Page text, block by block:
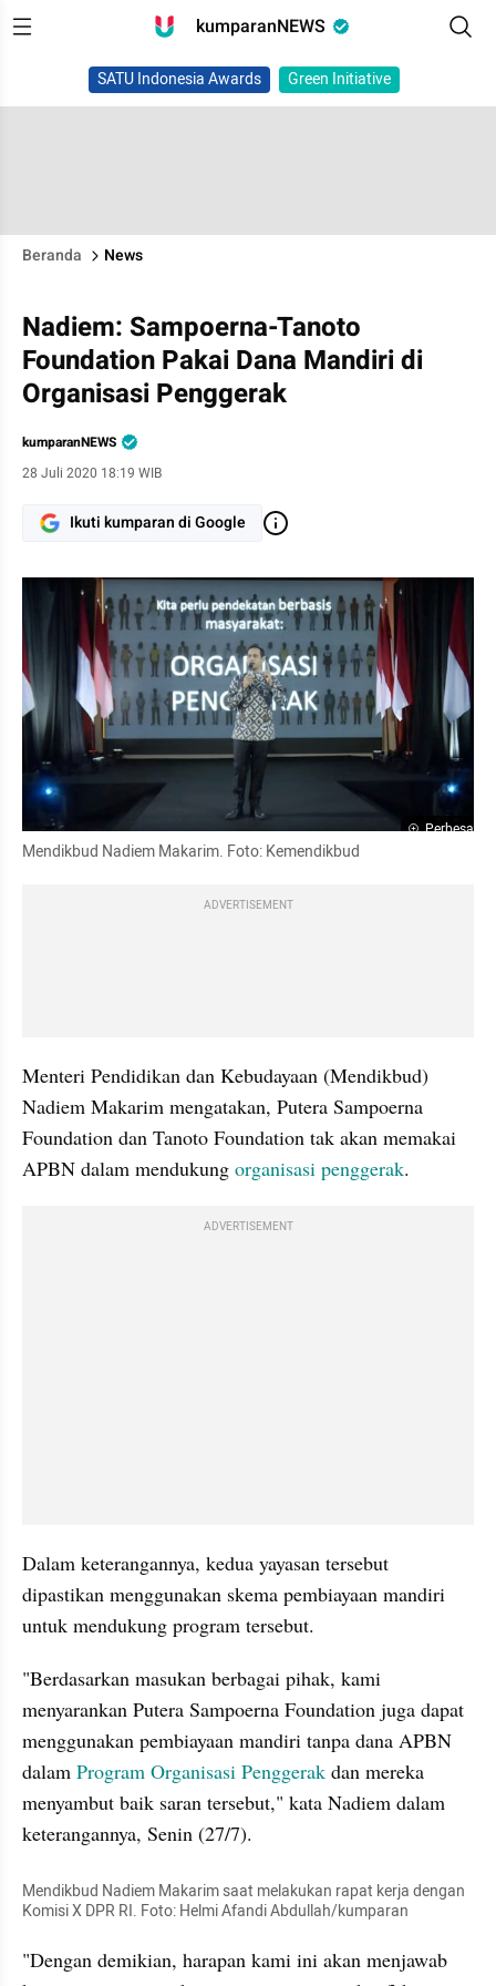
kumparanNEWS
SATU Indonesia Awards Green Initiative
Beranda News
Nadiem: Sampoerna-Tanoto
Foundation Pakai Dana Mandiri di
Organisasi Penggerak
kumparanNEWS
28 Juli 2020 18:19 WIB
Ikuti kumparan di Google
Perbesar
Mendikbud Nadiem Makarim. Foto: Kemendikbud
ADVERTISEMENT
Menteri Pendidikan dan Kebudayaan (Mendikbud)
Nadiem Makarim mengatakan, Putera Sampoerna
Foundation dan Tanoto Foundation tak akan memakai
APBN dalam mendukung organisasi penggerak.
ADVERTISEMENT
Dalam keterangannya, kedua yayasan tersebut
dipastikan menggunakan skema pembiayaan mandiri
untuk mendukung program tersebut.
"Berdasarkan masukan berbagai pihak, kami
menyarankan Putera Sampoerna Foundation juga dapat
menggunakan pembiayaan mandiri tanpa dana APBN
dalam Program Organisasi Penggerak dan mereka
menyambut baik saran tersebut," kata Nadiem dalam
keterangannya, Senin (27/7).
Mendikbud Nadiem Makarim saat melakukan rapat kerja dengan
Komisi X DPR RI. Foto: Helmi Afandi Abdullah/kumparan
"Dengan demikian, harapan kami ini akan menjawab